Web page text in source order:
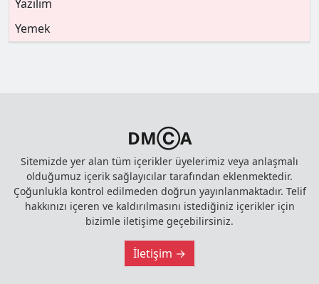
Yazılım
Yemek
DMⒸA
Sitemizde yer alan tüm içerikler üyelerimiz veya anlaşmalı
olduğumuz içerik sağlayıcılar tarafından eklenmektedir.
Çoğunlukla kontrol edilmeden doğrun yayınlanmaktadır. Telif
hakkınızı içeren ve kaldırılmasını istediğiniz içerikler için
bizimle iletişime geçebilirsiniz.
İletişim →